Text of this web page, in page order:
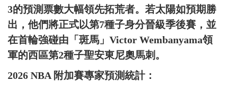
3的預測票數大幅領先拓荒者。若太陽如預期勝
出，他們將正式以第7種子身分晉級季後賽，並
在首輪強碰由「斑馬」Victor Wembanyama領
軍的西區第2種子聖安東尼奧馬刺。
2026 NBA 附加賽專家預測統計：